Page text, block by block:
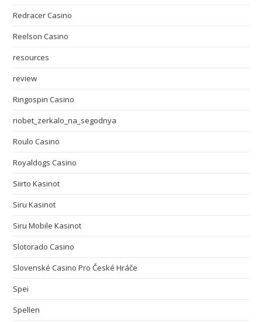
Redracer Casino
Reelson Casino
resources
review
Ringospin Casino
riobet_zerkalo_na_segodnya
Roulo Casino
Royaldogs Casino
Siirto Kasinot
Siru Kasinot
Siru Mobile Kasinot
Slotorado Casino
Slovenské Casino Pro České Hráče
Spei
Spellen